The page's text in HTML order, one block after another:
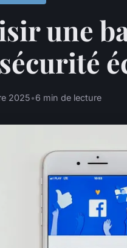
une
2025•6 min de lecture